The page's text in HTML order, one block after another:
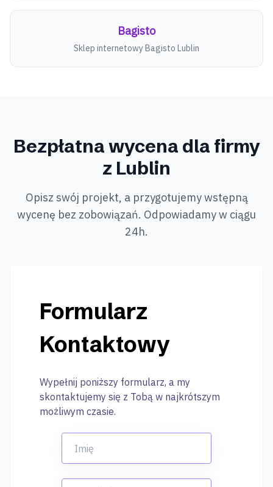
Bagisto
Sklep internetowyBagisto Lublin
Bezpłatna wycena dla firmy
z Lublin
Opisz swój projekt, a przygotujemy wstępną
wycenę bez zobowiązań. Odpowiadamy w ciągu
24h.
Formularz
Kontaktowy
Wypełnij poniższy formularz, a my
skontaktujemy się z Tobą w najkrótszym
możliwym czasie.